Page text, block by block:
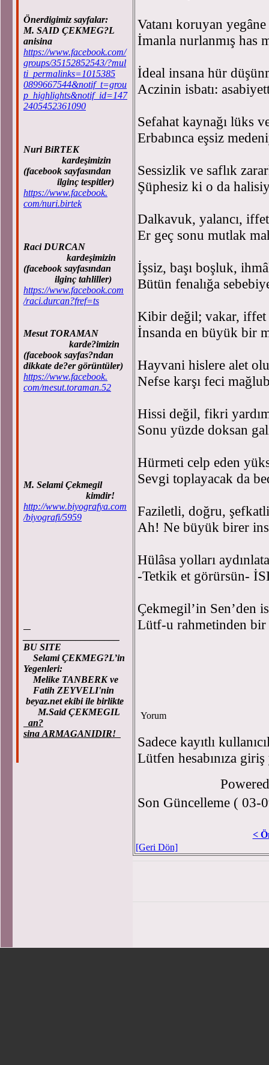
Önerdigimiz sayfalar:
M. SAID ÇEKMEG?L
anisina
https://www.facebook.com/
groups/35152852543/?mul
ti_permalinks=1015385
0899667544&notif_t=grou
p_highlights&notif_id=147
2405452361090
Nuri BiRTEK
kardeşimizin
(facebook sayfasından
ilginç tespitler)
https://www.facebook.
com/nuri.birtek
Raci DURCAN
kardeşimizin
(facebook sayfasından
ilginç tahliller)
https://www.facebook.com
/raci.durcan?fref=ts
Mesut TORAMAN
karde?imizin
(facebook sayfas?ndan
dikkate de?er görüntüler)
https://www.facebook.
com/mesut.toraman.52
M. Selami Çekmegil
kimdir!
http://www.biyografya.com
/biyografi/5959
BU SITE
Selami ÇEKMEG?L’in
Yegenleri:
Melike TANBERK ve
Fatih ZEYVELI'nin
beyaz.net ekibi ile birlikte
M.Said ÇEKMEGIL
an?
sina ARMAGANIDIR!
Vatanı koruyan
İmanla nurlanmış has
İdeal insana hür
Aczinin isbatı:
Sefahat kaynağı lüks
Erbabınca eşsiz
Sessizlik ve saflık
Şüphesiz ki o da
Dalkavuk, yalancı,
Er geç sonu mutlak
İşsiz, başı boşluk,
Bütün fenalığa
Kibir değil; vakar, iffet
İnsanda en büyük bir
Hayvani hislere alet
Nefse karşı feci
Hissi değil, fikri
Sonu yüzde doksan
Hürmeti celp eden
Sevgi toplayacak da
Faziletli, doğru,
Ah! Ne büyük birer
Hülâsa yolları
-Tetkik et görürsün-
Çekmegil’in Sen’den
Lütf-u rahmetinden
Yorum
Sadece kayıtlı
Lütfen hesabınıza
Son Güncelleme ( 03-
<
[Geri Dön]